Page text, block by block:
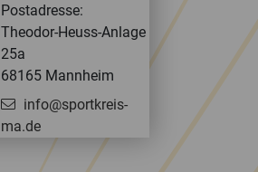
Postadresse:
Theodor-Heuss-Anlage
25a
68165 Mannheim
info@sportkreis-
ma.de